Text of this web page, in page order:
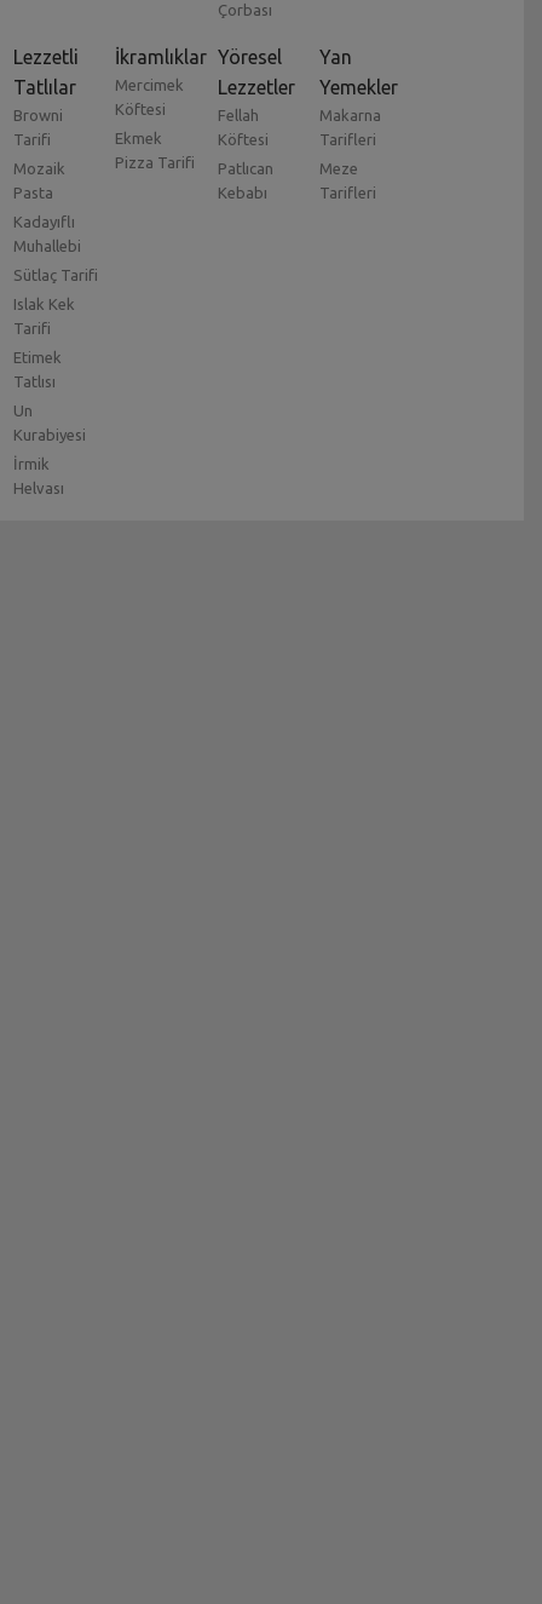
Çorbası
Lezzetli
Tatlılar
Browni
Tarifi
Mozaik
Pasta
Kadayıflı
Muhallebi
Sütlaç Tarifi
Islak Kek
Tarifi
Etimek
Tatlısı
Un
Kurabiyesi
İrmik
Helvası
İkramlıklar
Mercimek
Köftesi
Ekmek
Pizza Tarifi
Yöresel
Lezzetler
Fellah
Köftesi
Patlıcan
Kebabı
Yan
Yemekler
Makarna
Tarifleri
Meze
Tarifleri